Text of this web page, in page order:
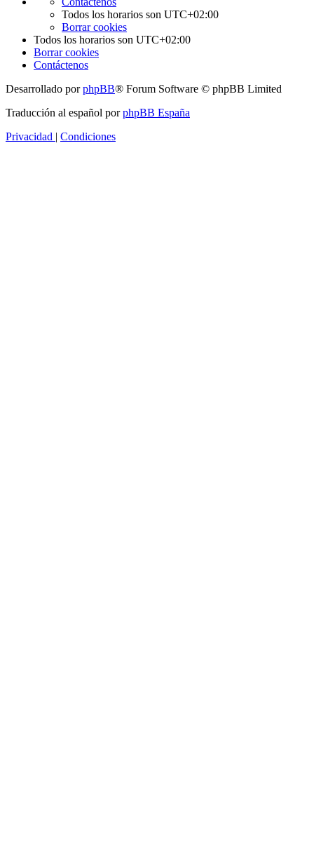
Todos los horarios son UTC+02:00
Borrar cookies
Todos los horarios son UTC+02:00
Borrar cookies
Contáctenos
Desarrollado porphpBB® Forum Software © phpBB Limited
Traducción al español porphpBB España
Privacidad | Condiciones